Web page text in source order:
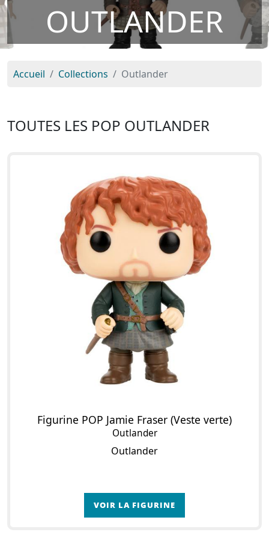
OUTLANDER
Accueil Collections Outlander
TOUTES LES POP OUTLANDER
Figurine POP Jamie Fraser (Veste verte)
Outlander
Outlander
VOIR LA FIGURINE